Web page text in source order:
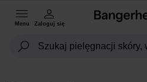
Menu Zaloguj się